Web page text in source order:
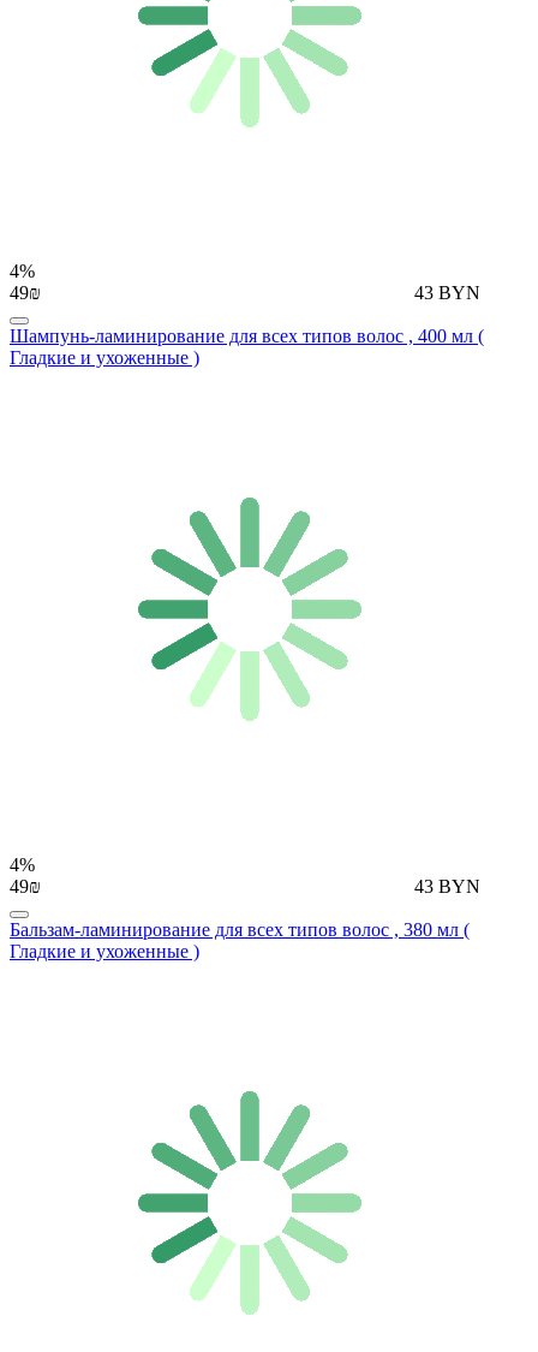
4%
49₪
43 BYN
Шампунь-ламинирование для всех типов волос , 400 мл (
Гладкие и ухоженные )
4%
49₪
43 BYN
Бальзам-ламинирование для всех типов волос , 380 мл (
Гладкие и ухоженные )